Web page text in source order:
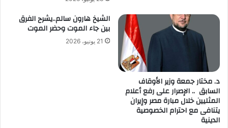
د. مختار جمعة وزير الأوقاف
السابق .. الإصرار على رفع أعلام
المثليين خلال مبارة مصر وإيران
يتنافى مع احترام الخصوصية
الدينية
الشيخ هارون سالم..يشرح الفرق
بين جاء الموت وحضر الموت
21 يونيو، 2026